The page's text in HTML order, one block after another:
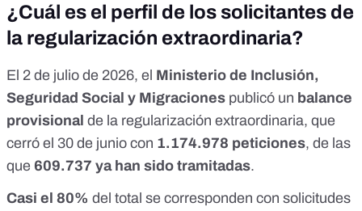
¿Cuál es el perfil de los solicitantes de
la regularización extraordinaria?
El 2 de julio de 2026, el Ministerio de Inclusión,
Seguridad Social y Migraciones publicó un balance
provisional de la regularización extraordinaria, que
cerró el 30 de junio con 1.174.978 peticiones, de las
que 609.737 ya han sido tramitadas.
Casi el 80% del total se corresponden con solicitudes